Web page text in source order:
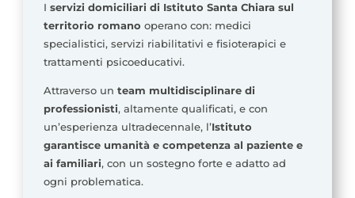
I servizi domiciliari di Istituto Santa Chiara sul
territorio romano operano con: medici
specialistici, servizi riabilitativi e fisioterapici e
trattamenti psicoeducativi.
Attraverso un team multidisciplinare di
professionisti, altamente qualificati, e con
un’esperienza ultradecennale, l’Istituto
garantisce umanità e competenza al paziente e
ai familiari, con un sostegno forte e adatto ad
ogni problematica.